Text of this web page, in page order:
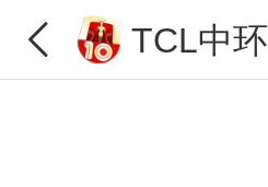
TCL中环